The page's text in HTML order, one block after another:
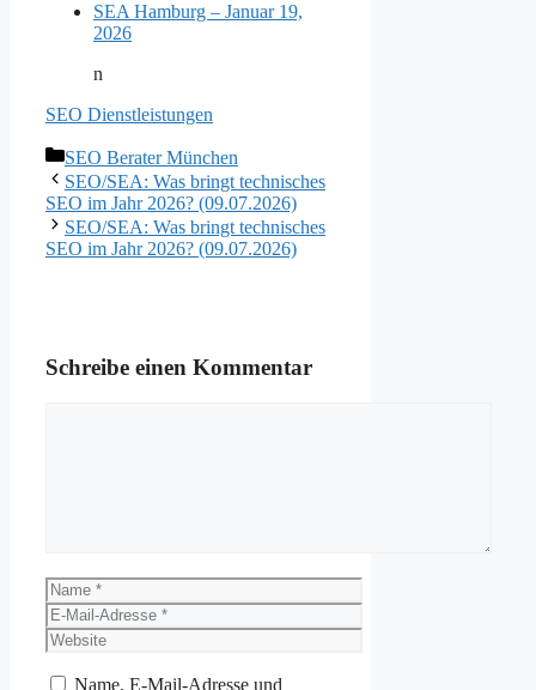
SEA Hamburg – Januar 19,
2026
n
SEO Dienstleistungen
Kategorien
SEO Berater München
SEO/SEA: Was bringt technisches
SEO im Jahr 2026? (09.07.2026)
SEO/SEA: Was bringt technisches
SEO im Jahr 2026? (09.07.2026)
Schreibe einen Kommentar
Name
E-
Mail-
Adresse
Website
Name, E-Mail-Adresse und